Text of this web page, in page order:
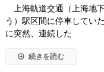
上海軌道交通（上海地
う）駅区間に停車してい
に突然、連続した
続きを読む